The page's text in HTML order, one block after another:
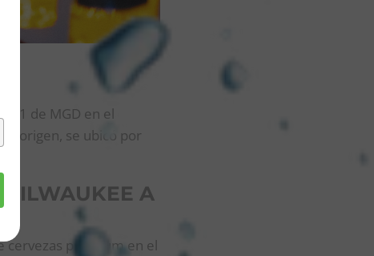
1 de MGD en el
origen, se ubicó por
A
cervezas premium en el